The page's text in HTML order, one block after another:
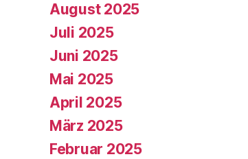
August 2025
Juli 2025
Juni 2025
Mai 2025
April 2025
März 2025
Februar 2025